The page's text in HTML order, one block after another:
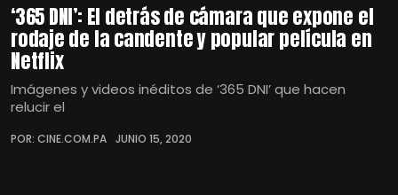
‘365 DNI’: El detrás de cámara que expone el
rodaje de la candente y popular película en
Netflix
Imágenes y videos inéditos de ‘365 DNI’ que hacen
relucir el
POR: CINE.COM.PA JUNIO 15, 2020